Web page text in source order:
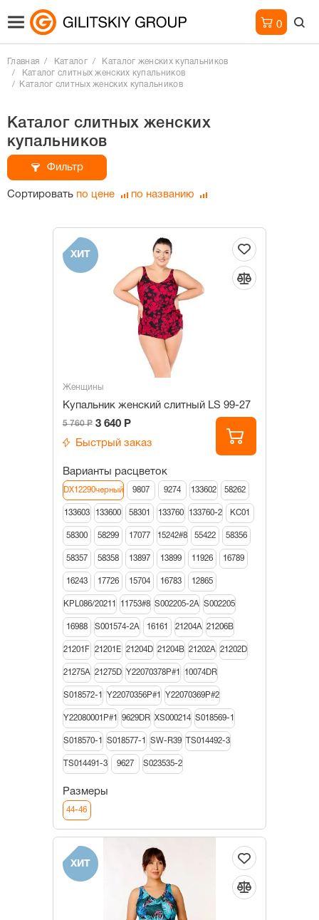
0
Главная Каталог
Каталог женских купальников
Каталог слитных женских купальников
Каталог слитных женских купальников
Каталог слитных женских
купальников
Фильтр
Сортировать по цене по названию
ХИТ
Женщины
Купальник женский слитный LS 99-27
5 760 Р 3 640 Р
Быстрый заказ
Варианты расцветок
DX12290черный 9807 9274 133602 58262
133603 133600 58301 133760 133760-2 КС01
58300 58299 17077 15242#8 55422 58356
58357 58358 13897 13899 11926 16789
16243 17726 15704 16783 12865
KPL086/20211 11753#8 S002205-2A S002205
16988 S001574-2A 16161 21204A 21206В
21201F 21201E 21204D 21204B 21202A 21202D
21275A 21275D Y22070378P#1 10074DR
S018572-1 Y22070356P#1 Y22070369P#2
Y22080001P#1 9629DR XS000214 S018569-1
S018570-1 S018577-1 SW-R39 TS014492-3
TS014491-3 9627 S023535-2
Размеры
44-46
ХИТ